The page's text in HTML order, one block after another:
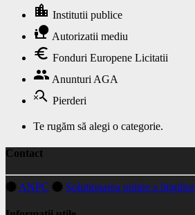
location_city Institutii publice
nature_people Autorizatii mediu
euro Fonduri Europene Licitatii
group Anunturi AGA
search_off Pierderi
Te rugăm să alegi o categorie.
Contact
ANPC Solutionarea online a litigiilor